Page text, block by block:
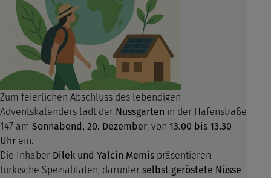
Zum feierlichen Abschluss des lebendigen
Adventskalenders lädt der Nussgarten in der Hafenstraße
147 am Sonnabend, 20. Dezember, von 13.00 bis 13.30
Uhr ein.
Die Inhaber Dilek und Yalcin Memis präsentieren
türkische Spezialitäten, darunter selbst geröstete Nüsse